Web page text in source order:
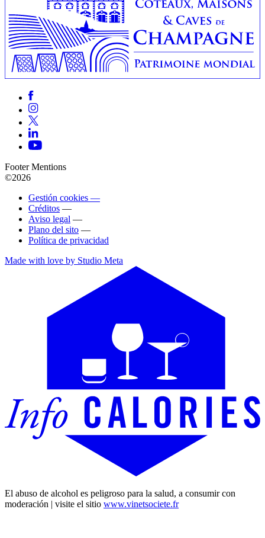
Footer Mentions
©2026
Gestión cookies —
Créditos —
Aviso legal —
Plano del sito —
Política de privacidad
Made with love by Studio Meta
El abuso de alcohol es peligroso para la salud, a consumir con
moderación | visite el sitio www.vinetsociete.fr